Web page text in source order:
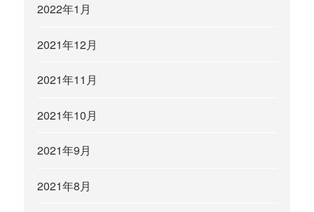
2022年1月
2021年12月
2021年11月
2021年10月
2021年9月
2021年8月